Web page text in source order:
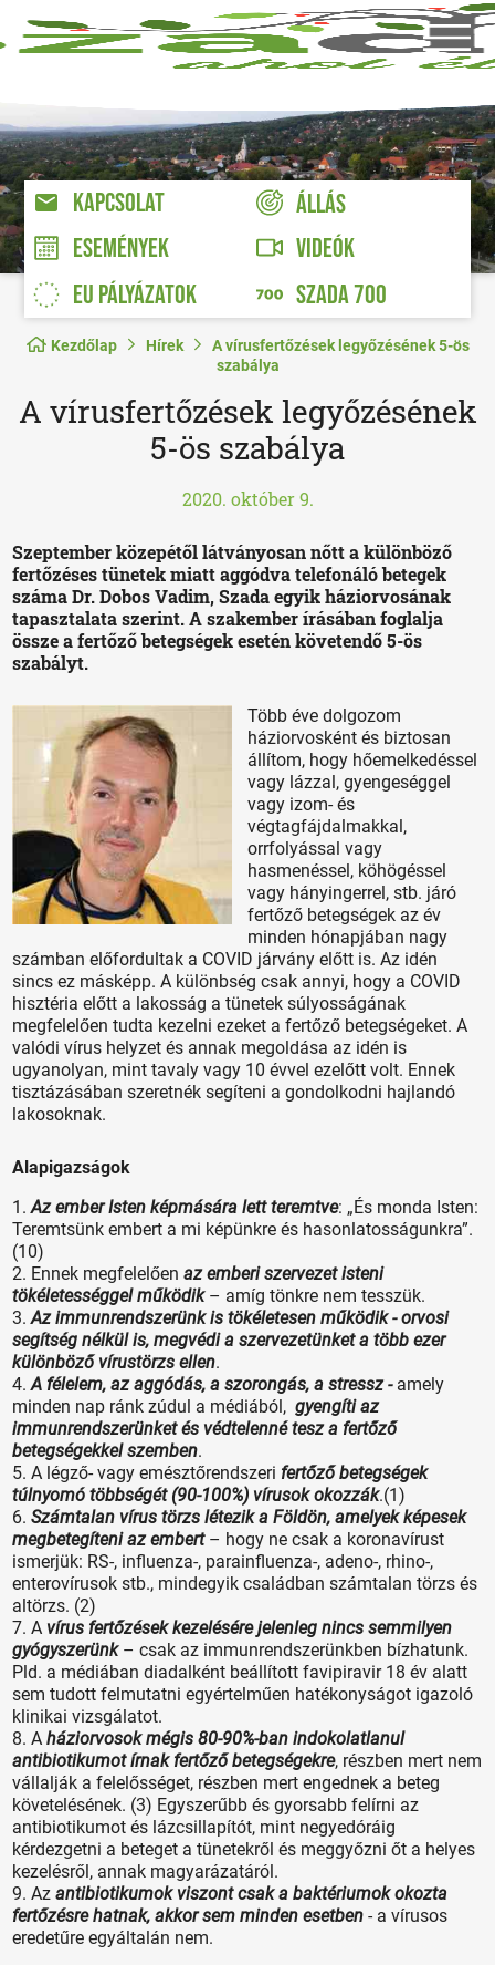
KAPCSOLAT
ÁLLÁS
ESEMÉNYEK
VIDEÓK
EU PÁLYÁZATOK
SZADA 700
Kezdőlap Hírek
A vírusfertőzések legyőzésének 5-ös
szabálya
A vírusfertőzések legyőzésének
5-ös szabálya
2020. október 9.
Szeptember közepétől látványosan nőtt a különböző
fertőzéses tünetek miatt aggódva telefonáló betegek
száma Dr. Dobos Vadim, Szada egyik háziorvosának
tapasztalata szerint. A szakember írásában foglalja
össze a fertőző betegségek esetén követendő 5-ös
szabályt.
Több éve dolgozom
háziorvosként és biztosan
állítom, hogy hőemelkedéssel
vagy lázzal, gyengeséggel
vagy izom- és
végtagfájdalmakkal,
orrfolyással vagy
hasmenéssel, köhögéssel
vagy hányingerrel, stb. járó
fertőző betegségek az év
minden hónapjában nagy
számban előfordultak a COVID járvány előtt is. Az idén
sincs ez másképp. A különbség csak annyi, hogy a COVID
hisztéria előtt a lakosság a tünetek súlyosságának
megfelelően tudta kezelni ezeket a fertőző betegségeket. A
valódi vírus helyzet és annak megoldása az idén is
ugyanolyan, mint tavaly vagy 10 évvel ezelőtt volt. Ennek
tisztázásában szeretnék segíteni a gondolkodni hajlandó
lakosoknak.
Alapigazságok
1.Az ember Isten képmására lett teremtve: „És monda Isten:
Teremtsünk embert a mi képünkre és hasonlatosságunkra”.
(10)
2. Ennek megfelelőenaz emberi szervezet isteni
tökéletességgel működik– amíg tönkre nem tesszük.
3.Az immunrendszerünk is tökéletesen működik - orvosi
segítség nélkül is, megvédi a szervezetünket a több ezer
különböző vírustörzs ellen.
4.A félelem, az aggódás, a szorongás, a stressz - amely
minden nap ránk zúdul a médiából, gyengíti az
immunrendszerünket és védtelenné tesz a fertőző
betegségekkel szemben.
5. A légző- vagy emésztőrendszeri fertőző betegségek
túlnyomó többségét (90-100%) vírusok okozzák.(1)
6.Számtalan vírus törzs létezik a Földön, amelyek képesek
megbetegíteni az embert– hogy ne csak a koronavírust
ismerjük: RS-, influenza-, parainfluenza-, adeno-, rhino-,
enterovírusok stb., mindegyik családban számtalan törzs és
altörzs. (2)
7. A vírus fertőzések kezelésére jelenleg nincs semmilyen
gyógyszerünk– csak az immunrendszerünkben bízhatunk.
Pld. a médiában diadalként beállított favipiravir 18 év alatt
sem tudott felmutatni egyértelműen hatékonyságot igazoló
klinikai vizsgálatot.
8. Aháziorvosok mégis 80-90%-ban indokolatlanul
antibiotikumot írnak fertőző betegségekre, részben mert nem
vállalják a felelősséget, részben mert engednek a beteg
követelésének. (3) Egyszerűbb és gyorsabb felírni az
antibiotikumot és lázcsillapítót, mint negyedóráig
kérdezgetni a beteget a tünetekről és meggyőzni őt a helyes
kezelésről, annak magyarázatáról.
9. Azantibiotikumok viszont csak a baktériumok okozta
fertőzésre hatnak, akkor sem minden esetben - a vírusos
eredetűre egyáltalán nem.